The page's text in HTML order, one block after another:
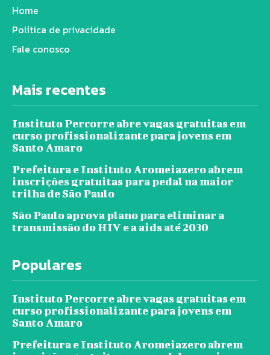
Home
Política de privacidade
Fale conosco
Mais recentes
Instituto Percorre abre vagas gratuitas em
curso profissionalizante para jovens em
Santo Amaro
Prefeitura e Instituto Aromeiazero abrem
inscrições gratuitas para pedal na maior
trilha de São Paulo
São Paulo aprova plano para eliminar a
transmissão do HIV e a aids até 2030
Populares
Instituto Percorre abre vagas gratuitas em
curso profissionalizante para jovens em
Santo Amaro
Prefeitura e Instituto Aromeiazero abrem